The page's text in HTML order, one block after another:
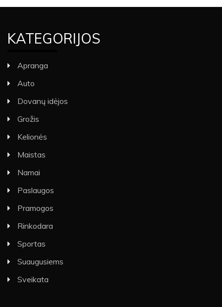
KATEGORIJOS
Apranga
Auto
Dovanų idėjos
Grožis
Kelionės
Maistas
Namai
Paslaugos
Pramogos
Rinkodara
Sportas
Suaugusiems
Sveikata